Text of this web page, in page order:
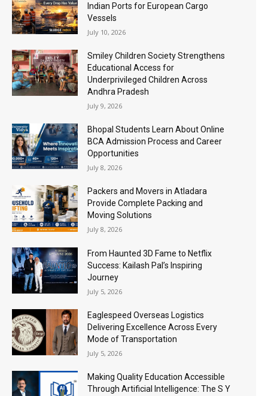
Indian Ports for European Cargo
Vessels
July 10, 2026
Smiley Children Society Strengthens
Educational Access for
Underprivileged Children Across
Andhra Pradesh
July 9, 2026
Bhopal Students Learn About Online
BCA Admission Process and Career
Opportunities
July 8, 2026
Packers and Movers in Atladara
Provide Complete Packing and
Moving Solutions
July 8, 2026
From Haunted 3D Fame to Netflix
Success: Kailash Pal’s Inspiring
Journey
July 5, 2026
Eaglespeed Overseas Logistics
Delivering Excellence Across Every
Mode of Transportation
July 5, 2026
Making Quality Education Accessible
Through Artificial Intelligence: The S Y